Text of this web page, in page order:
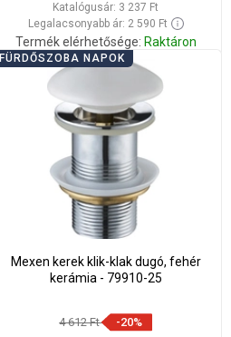
Katalógusár: 3 237 Ft
Legalacsonyabb ár: 2 590 Ft
Termék elérhetősége: Raktáron
favorite_border Kedvenc
Hasonlítsa
össze
FÜRDŐSZOBA NAPOK
Mexen kerek klik-klak dugó, fehér
kerámia - 79910-25
4 612 Ft -20%